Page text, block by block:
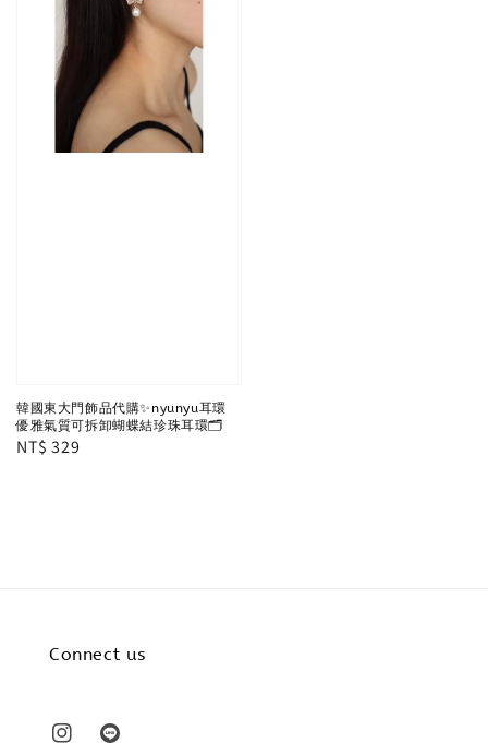
韓國東大門飾品代購✨nyunyu耳環
優雅氣質可拆卸蝴蝶結珍珠耳環🗂
Regular
NT$ 329
Connect us